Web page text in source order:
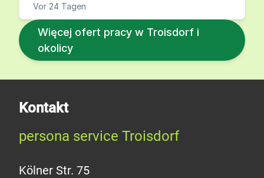
Vor 24 Tagen
Więcej ofert pracy w Troisdorf i
okolicy
Kontakt
persona service Troisdorf
Kölner Str. 75